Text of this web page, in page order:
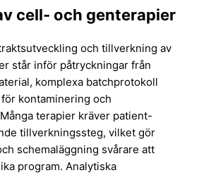
cell- och genterapier
och tillverkning av
står inför påtryckningar från
komplexa batchprotokoll
kontaminering och
terapier kräver patient-
tillverkningssteg, vilket gör
schemaläggning svårare att
program. Analytiska